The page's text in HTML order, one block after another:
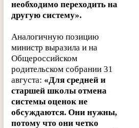
необходимо переходить на
другую систему».
Аналогичную позицию
министр выразила и на
Общероссийском
родительском собрании 31
августа: «Для средней и
старшей школы отмена
системы оценок не
обсуждаются. Они нужны,
потому что они четко